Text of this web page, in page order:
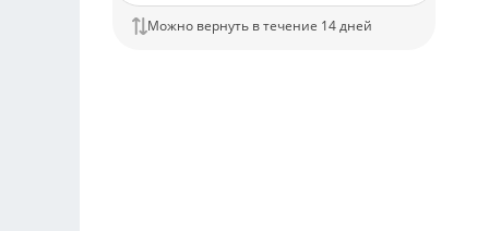
Можно вернуть в течение 14 дней